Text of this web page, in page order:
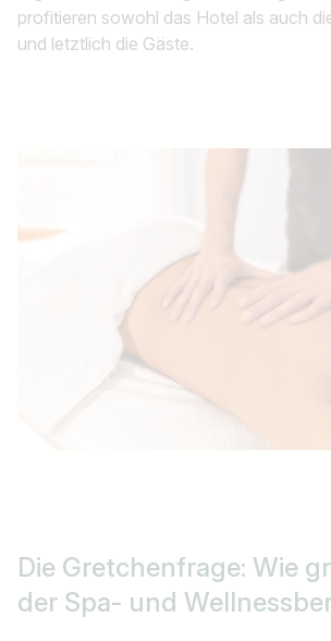
profitieren sowohl das Hotel als auch
und letztlich die Gäste.
Die Gretchenfrage: Wie
der Spa- und